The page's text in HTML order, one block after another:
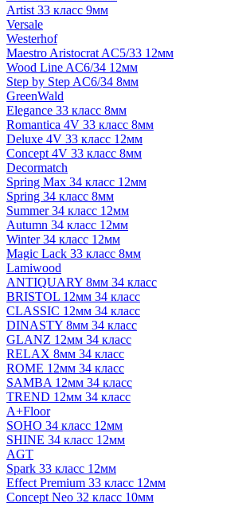
Artist 33 класс 9мм
Versale
Westerhof
Maestro Aristocrat AC5/33 12мм
Wood Line AC6/34 12мм
Step by Step AC6/34 8мм
GreenWald
Elegance 33 класс 8мм
Romantica 4V 33 класс 8мм
Deluxe 4V 33 класс 12мм
Concept 4V 33 класс 8мм
Decormatch
Spring Max 34 класс 12мм
Spring 34 класс 8мм
Summer 34 класс 12мм
Autumn 34 класс 12мм
Winter 34 класс 12мм
Magic Lack 33 класс 8мм
Lamiwood
ANTIQUARY 8мм 34 класс
BRISTOL 12мм 34 класс
CLASSIC 12мм 34 класс
DINASTY 8мм 34 класс
GLANZ 12мм 34 класс
RELAX 8мм 34 класс
ROME 12мм 34 класс
SAMBA 12мм 34 класс
TREND 12мм 34 класс
A+Floor
SOHO 34 класс 12мм
SHINE 34 класс 12мм
AGT
Spark 33 класс 12мм
Effect Premium 33 класс 12мм
Concept Neo 32 класс 10мм